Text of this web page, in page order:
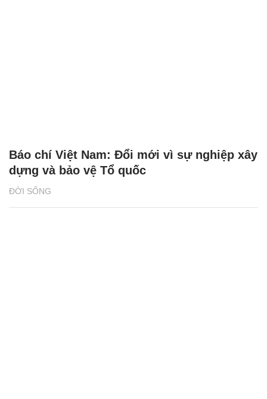
ĐỜI SỐNG
Báo chí Việt Nam: Đổi mới vì sự nghiệp xây
dựng và bảo vệ Tổ quốc